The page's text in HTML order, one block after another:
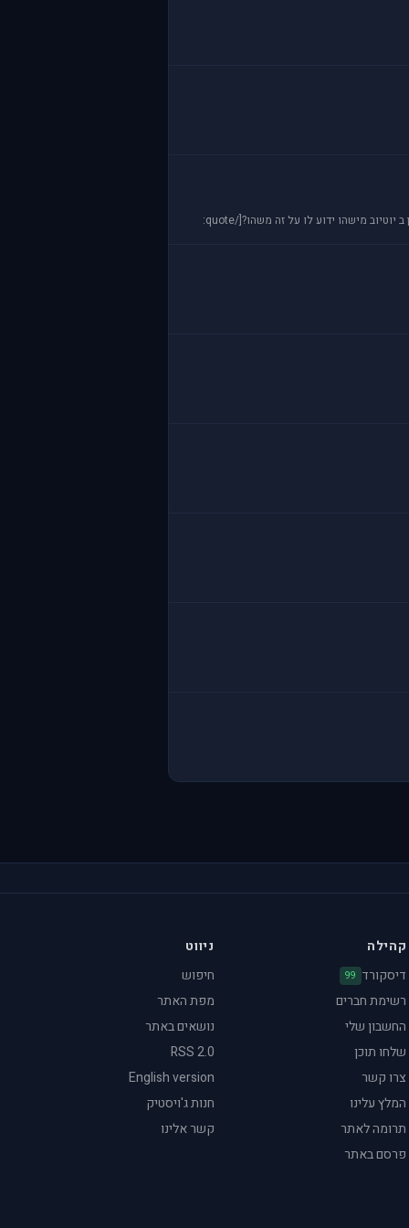
קהילה
דיסקורד 99
רשימת חברים
החשבון שלי
שלחו תוכן
צרו קשר
המלץ עלינו
תרומה לאתר
פרסם באתר
ניווט
חיפוש
מפת האתר
נושאים באתר
RSS 2.0
English version
חנות ג'ויסטיק
קשר אלינו